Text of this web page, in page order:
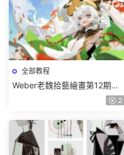
全部教程
Weber老魏拾藝繪畫第12期角
色特訓班【畫質不錯隻有視
2